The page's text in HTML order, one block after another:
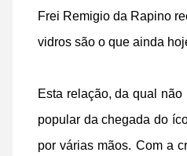
Frei Remigio da Rapino
vidros são o que ainda
Esta relação, da qual
popular da chegada do
por várias mãos. Com a